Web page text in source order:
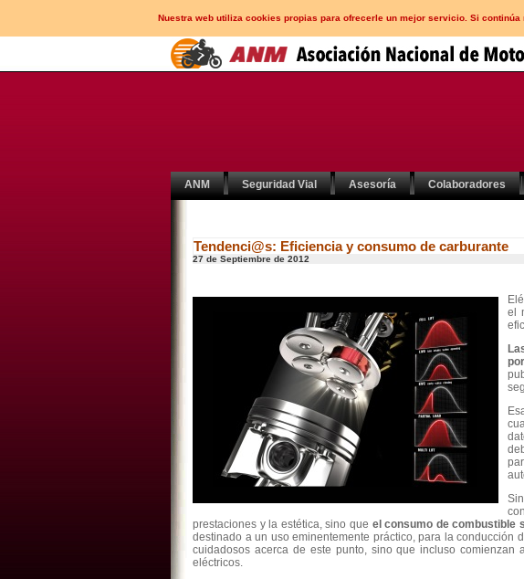
Nuestra web utiliza cookies propias para ofrecerle un mejor servicio. Si
ANM Seguridad Vial Asesoría Colaboradores
Tendenci@s: Eficiencia y consumo de carburante
27 de Septiembre de 2012
el
prestaciones y la estética, sino que el consumo de combustible
destinado a un uso eminentemente práctico, para la
cuidadosos acerca de este punto, sino que incluso
eléctricos.